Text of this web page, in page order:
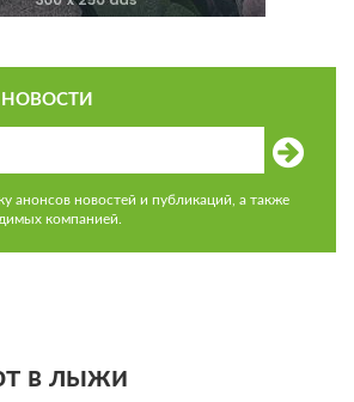
анонсов новостей и публикаций, а также
компанией.
в лыжи